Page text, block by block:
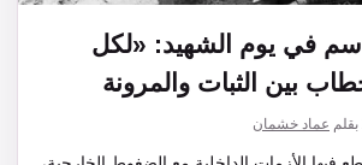
في يوم الشهيد: «لكل
بين الثبات والمرونة
بقلم عماد خشمان